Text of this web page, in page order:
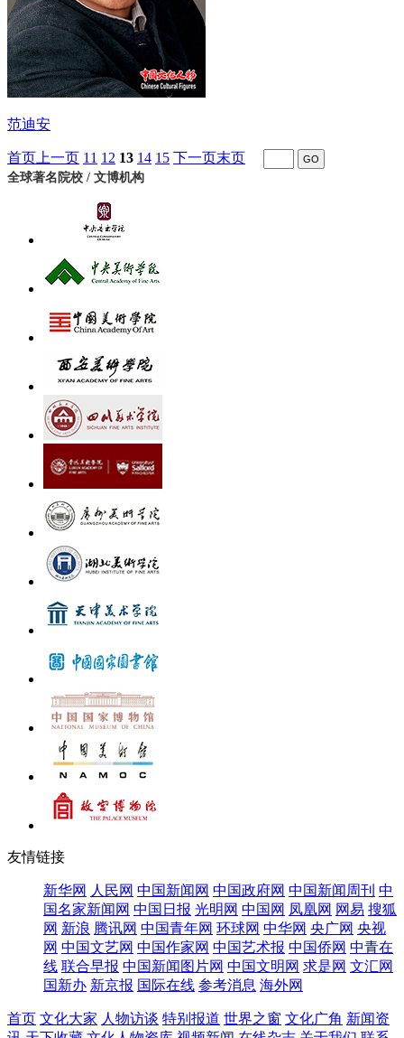
范迪安
首页 上一页 11 12 13 14 15 下一页末页
全球著名院校 / 文博机构
友情链接
新华网 人民网 中国新闻网 中国政府网 中国新闻周刊 中
国名家新闻网 中国日报 光明网 中国网 凤凰网 网易 搜狐
网 新浪 腾讯网 中国青年网 环球网 中华网 央广网 央视
网 中国文艺网 中国作家网 中国艺术报 中国侨网 中青在
线 联合早报 中国新闻图片网 中国文明网 求是网 文汇网
国新办 新京报 国际在线 参考消息 海外网
首页 文化大家 人物访谈 特别报道 世界之窗 文化广角 新闻资